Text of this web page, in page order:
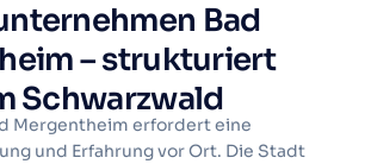
Bad
– strukturiert
Schwarzwald
Mergentheim erfordert eine
und Erfahrung vor Ort. Die Stadt